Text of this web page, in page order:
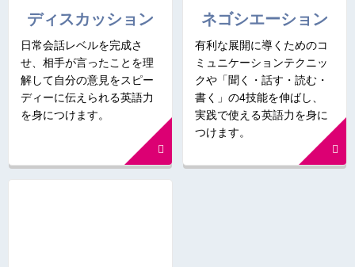
ディスカッション
日常会話レベルを完成さ
せ、相手が言ったことを理
解して自分の意見をスピー
ディーに伝えられる英語力
を身につけます。
ネゴシエーション
有利な展開に導くためのコ
ミュニケーションテクニッ
クや「聞く・話す・読む・
書く」の4技能を伸ばし、
実践で使える英語力を身に
つけます。